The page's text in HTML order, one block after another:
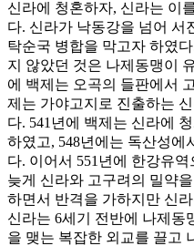
신라에 청혼하자, 신라는 이
다. 신라가 낙동강을 넘어 서
탁순국 병합을 막고자 하였
지 않았던 것은 나제동맹이
에 백제는 오곡의 들판에서
제는 가야고지로 진출하는
다. 541년에 백제는 신라에
하였고, 548년에는 독산성에
다. 이어서 551년에 한강유
늦게 신라와 고구려의 밀약
하면서 반격을 가하지만 신
신라는 6세기 전반에 나제동
을 맺는 복잡한 외교를 끌고